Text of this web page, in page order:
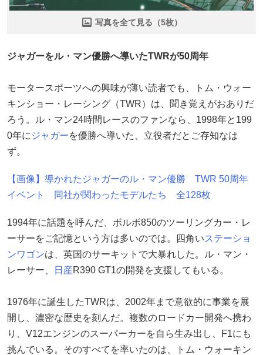
写真を全て見る（5枚）
ジャガーをル・マン優勝へ導いたTWRが50周年
モータースポーツへの興味が薄い読者でも、トム・ウォー
キンショー・レーシング（TWR）は、聞き覚えがおありだ
ろう。ル・マン24時間レースのファンなら、1998年と199
0年に ジャガーを優勝へ導いた、立役者だとご存知なは
ず。
【画像】導かれたジャガーのル・マン優勝 TWR 50周年
イベント 同社が関わったモデルたち 全128枚
1994年に話題を呼んだ、ボルボ850のツーリングカー・レ
ーサーをご記憶という方は多いのでは。四角いステーショ
ンワゴンは、英国のサーキットで大暴れした。ル・マン・
レーサー、
日産R390 GT1の開発を支援してもいる。
1976年に誕生したTWRは、2002年まで意欲的に事業を展
開し、濃密な歴史を刻んだ。複数のロードカー開発へ携わ
り、V12エンジンのスーパーカーを自ら生み出し、F1にも
挑んでいる。そのすべてを率いたのは、トム・ウォーキン